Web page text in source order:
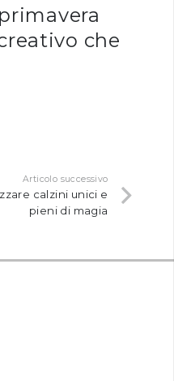
che
Articolo successivo
calzini unici e
pieni di magia